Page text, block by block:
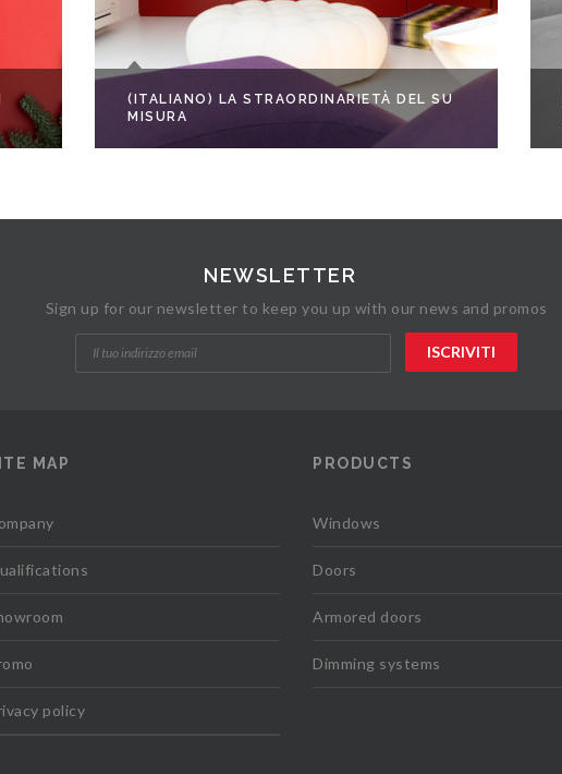
(ITALIANO) LA STRAORDINARIETÀ DEL SU
MISURA
NEWSLETTER
Sign up for our newsletter to keep you up with our news and promos
MAP
policy
PRODUCTS
Windows
Doors
Armored doors
Dimming systems